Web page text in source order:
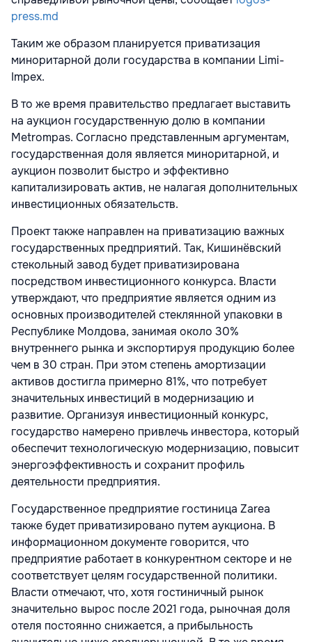
press.md
Таким же образом планируется приватизация
миноритарной доли государства в компании Limi-
Impex.
В то же время правительство предлагает выставить
на аукцион государственную долю в компании
Metrompas. Согласно представленным аргументам,
государственная доля является миноритарной, и
аукцион позволит быстро и эффективно
капитализировать актив, не налагая дополнительных
инвестиционных обязательств.
Проект также направлен на приватизацию важных
государственных предприятий. Так, Кишинёвский
стекольный завод будет приватизирована
посредством инвестиционного конкурса. Власти
утверждают, что предприятие является одним из
основных производителей стеклянной упаковки в
Республике Молдова, занимая около 30%
внутреннего рынка и экспортируя продукцию более
чем в 30 стран. При этом степень амортизации
активов достигла примерно 81%, что потребует
значительных инвестиций в модернизацию и
развитие. Организуя инвестиционный конкурс,
государство намерено привлечь инвестора, который
обеспечит технологическую модернизацию, повысит
энергоэффективность и сохранит профиль
деятельности предприятия.
Государственное предприятие гостиница Zarea
также будет приватизировано путем аукциона. В
информационном документе говорится, что
предприятие работает в конкурентном секторе и не
соответствует целям государственной политики.
Власти отмечают, что, хотя гостиничный рынок
значительно вырос после 2021 года, рыночная доля
отеля постоянно снижается, а прибыльность